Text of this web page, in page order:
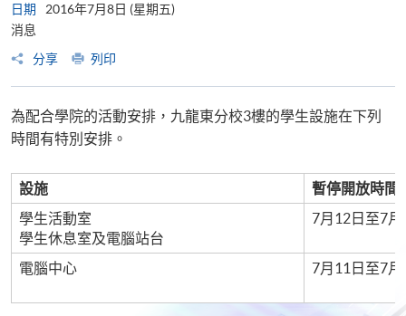
日期
2016年7月8日 (星期五)
消息
分享
列印
為配合學院的活動安排，九龍東分校3樓的學生設施在下列
時間有特別安排。
設施
暫停開放時間
學生活動室
學生休息室及電腦站台
7月12日至7月
電腦中心 7月11日至7月